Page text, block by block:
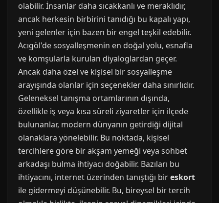
olabilir. İnsanlar daha sıcakkanlı ve meraklıdır,
ancak herkesin birbirini tanıdığı bu kapalı yapı,
yeni gelenler için bazen bir engel teşkil edebilir.
Acıgöl'de sosyalleşmenin en doğal yolu, esnafla
ve komşularla kurulan diyaloglardan geçer.
Ancak daha özel ve kişisel bir sosyalleşme
arayışında olanlar için seçenekler daha sınırlıdır.
Geleneksel tanışma ortamlarının dışında,
özellikle iş veya kısa süreli ziyaretler için ilçede
bulunanlar, modern dünyanın getirdiği dijital
olanaklara yönelebilir. Bu noktada, kişisel
tercihlere göre bir akşam yemeği veya sohbet
arkadaşı bulma ihtiyacı doğabilir. Bazıları bu
ihtiyacını, internet üzerinden tanıştığı bireskort
ile gidermeyi düşünebilir. Bu, bireysel bir tercih